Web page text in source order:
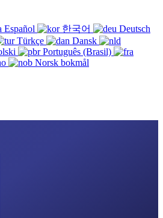
Español 한국어
Deutsch
Türkçe
Dansk
Português (Brasil)
Norsk bokmål